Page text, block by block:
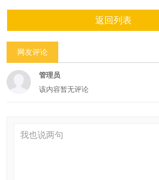
返回列表
网友评论
管理员
该内容暂无评论